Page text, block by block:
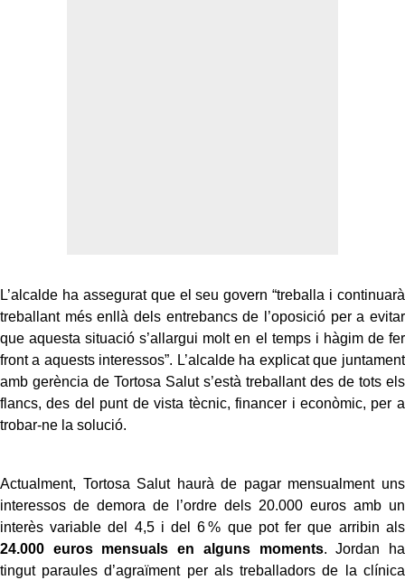
L’alcalde ha assegurat que el seu govern “treballa i continuarà
treballant més enllà dels entrebancs de l’oposició per a evitar
que aquesta situació s’allargui molt en el temps i hàgim de fer
front a aquests interessos”. L’alcalde ha explicat que juntament
amb gerència de Tortosa Salut s’està treballant des de tots els
flancs, des del punt de vista tècnic, financer i econòmic, per a
trobar-ne la solució.
Actualment, Tortosa Salut haurà de pagar mensualment uns
interessos de demora de l’ordre dels 20.000 euros amb un
interès variable del 4,5 i del 6 % que pot fer que arribin als
24.000 euros mensuals en alguns moments. Jordan ha
tingut paraules d’agraïment per als treballadors de la clínica